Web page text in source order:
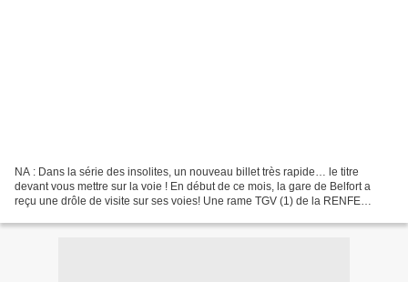
NA : Dans la série des insolites, un nouveau billet très rapide… le titre
devant vous mettre sur la voie ! En début de ce mois, la gare de Belfort a
reçu une drôle de visite sur ses voies! Une rame TGV (1) de la RENFE